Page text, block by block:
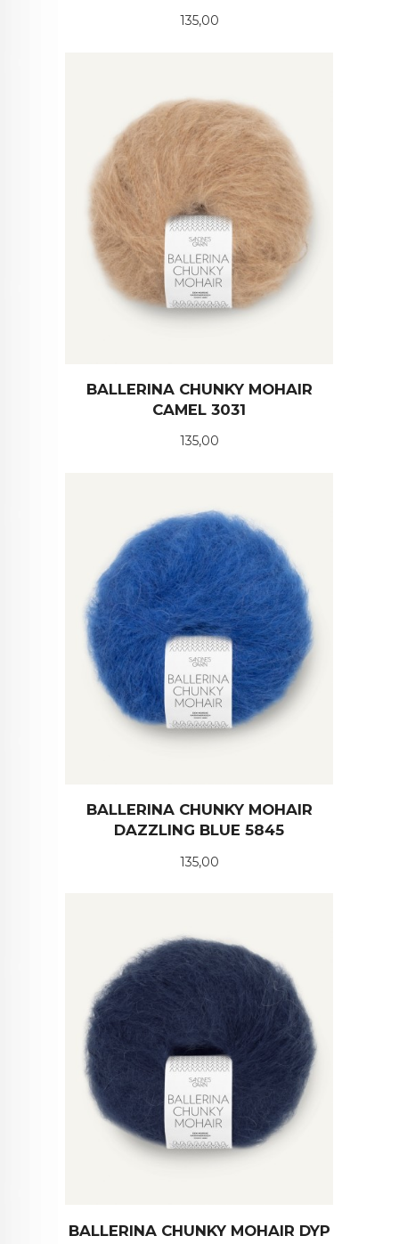
Pris
135,00
BALLERINA CHUNKY MOHAIR
CAMEL 3031
Pris
135,00
BALLERINA CHUNKY MOHAIR
DAZZLING BLUE 5845
Pris
135,00
BALLERINA CHUNKY MOHAIR DYP